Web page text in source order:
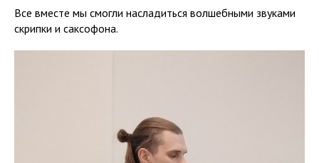
Все вместе мы смогли насладиться волшебными звуками
скрипки и саксофона.